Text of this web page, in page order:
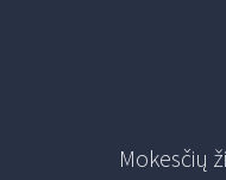
Mokesčių